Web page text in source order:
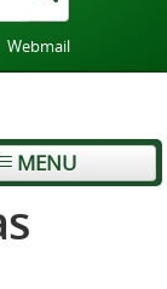
Webmail
MENU